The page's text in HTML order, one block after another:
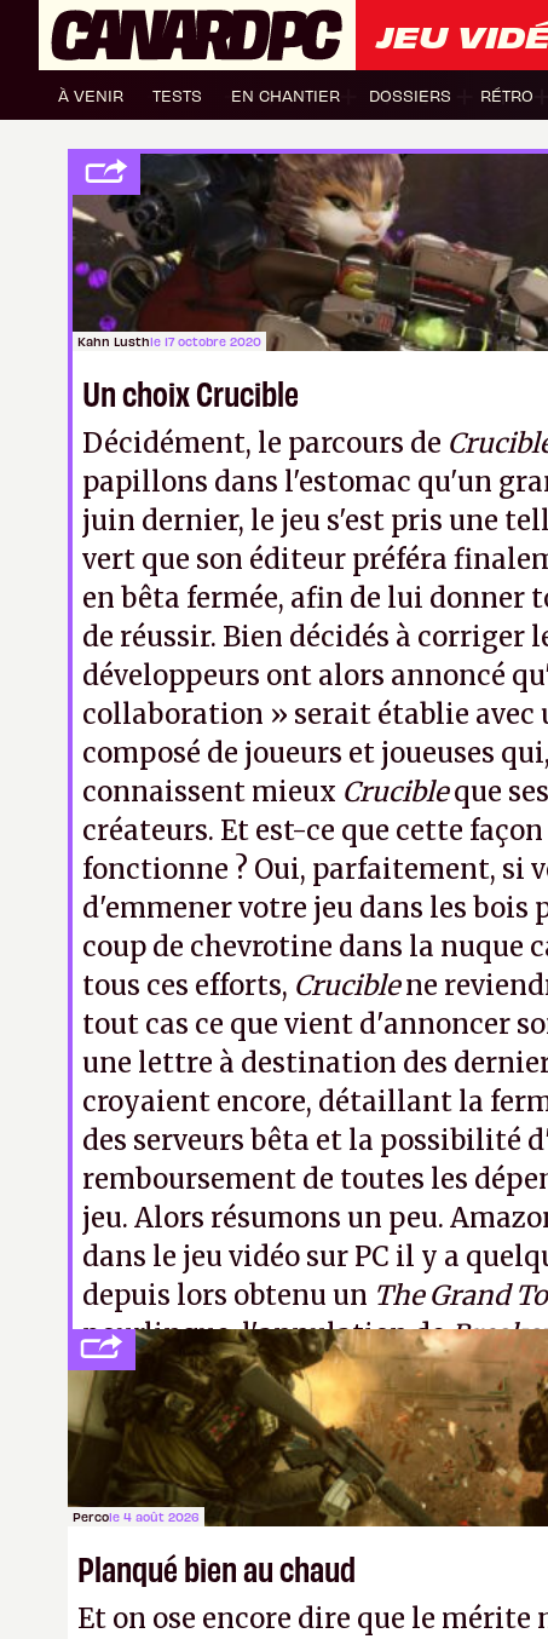
JEU
À VENIR TESTS EN CHANTIER DOSSIERS RÉTRO
Kahn Lusthle 17 octobre 2020
Un choix Crucible
Décidément, le parcours de
papillons dans l'estomac qu'un
juin dernier, le jeu s'est pris une
vert que son éditeur préféra
en bêta fermée, afin de lui donner
de réussir. Bien décidés à corriger
développeurs ont alors annoncé
collaboration » serait établie avec
composé de joueurs et joueuses
connaissent mieux Crucibleque
créateurs. Et est-ce que cette
fonctionne ? Oui, parfaitement, si
d'emmener votre jeu dans les
coup de chevrotine dans la nuque
tous ces efforts, Cruciblene
tout cas ce que vient d'annoncer
une lettre à destination des
croyaient encore, détaillant la
des serveurs bêta et la possibilité
remboursement de toutes les
jeu. Alors résumons un peu.
dans le jeu vidéo sur PC il y a
depuis lors obtenu un The Grand
pourlingue, l'annulation de
l'explosion deCrucible. Autant
désormaisNew World, sonConan
conquistadors, avec nos fourches
dotation.
Percole 4 août 2026
Planqué bien au chaud
Et on ose encore dire que le mérite